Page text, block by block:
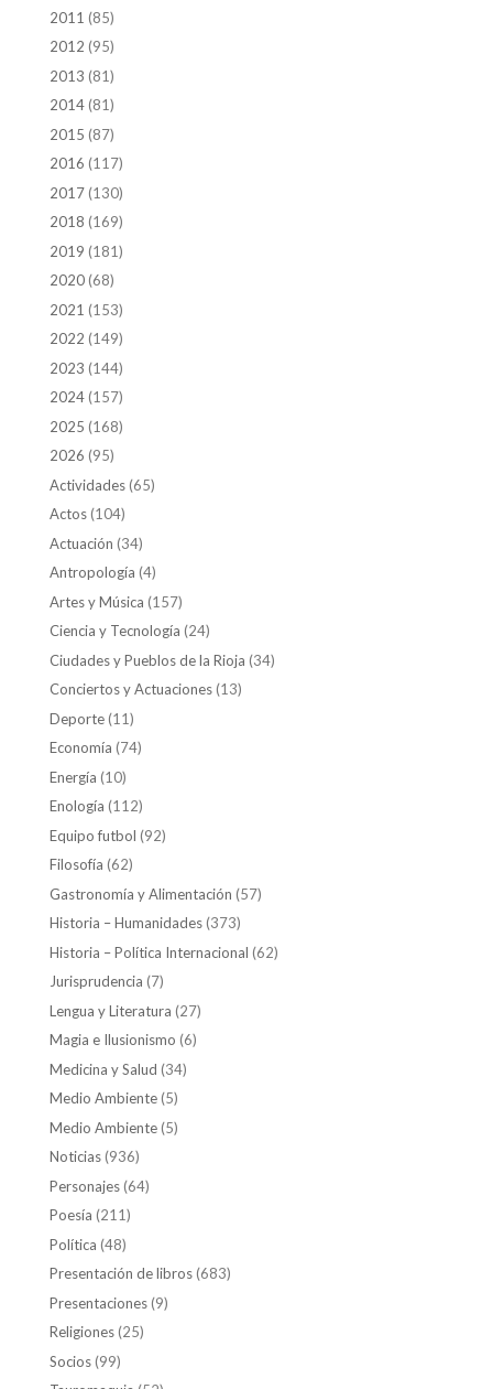
2011 (85)
2012 (95)
2013 (81)
2014(81)
2015 (87)
2016 (117)
2017(130)
2018 (169)
2019 (181)
2020(68)
2021 (153)
2022 (149)
2023 (144)
2024(157)
2025 (168)
2026 (95)
Actividades(65)
Actos(104)
Actuación (34)
Antropología (4)
Artes y Música (157)
Ciencia y Tecnología (24)
Ciudades y Pueblos de la Rioja (34)
Conciertos y Actuaciones(13)
Deporte(11)
Economía (74)
Energía (10)
Enología (112)
Equipo futbol (92)
Filosofía (62)
Gastronomía y Alimentación (57)
Historia – Humanidades(373)
Historia – Política Internacional (62)
Jurisprudencia (7)
Lengua y Literatura (27)
Magia e Ilusionismo (6)
Medicina y Salud (34)
Medio Ambiente(5)
Medio Ambiente(5)
Noticias(936)
Personajes(64)
Poesía (211)
Política (48)
Presentación de libros(683)
Presentaciones(9)
Religiones(25)
Socios(99)